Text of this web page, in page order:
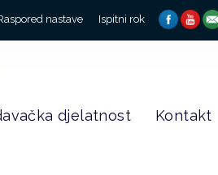
nastave Ispitni rok
djelatnost Kontakt